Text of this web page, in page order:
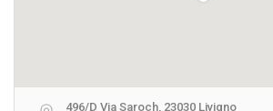
496/D Via Saroch, 23030 Livigno